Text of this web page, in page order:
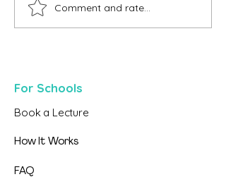
Funguje drogová
prevencia?
Comment and rate...
For Schools
Book a Lecture
How It Works
FAQ